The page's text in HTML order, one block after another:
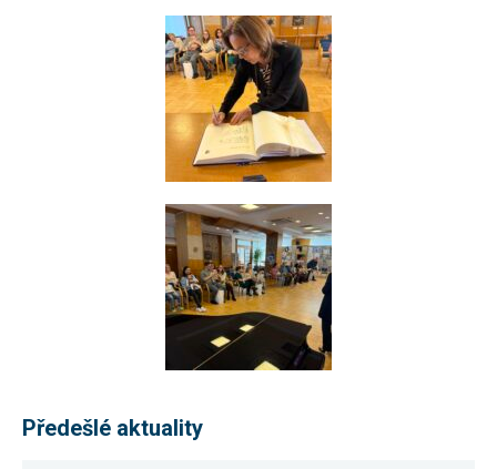
Předešlé aktuality